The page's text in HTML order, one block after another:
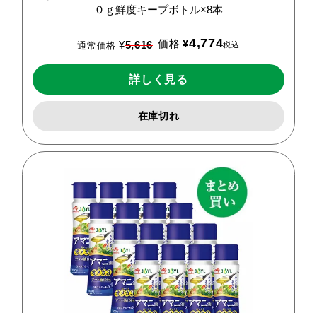
０ｇ鮮度キープボトル×8本
通常価格 ¥5,616 価格 ¥4,774税込
詳しく見る
在庫切れ